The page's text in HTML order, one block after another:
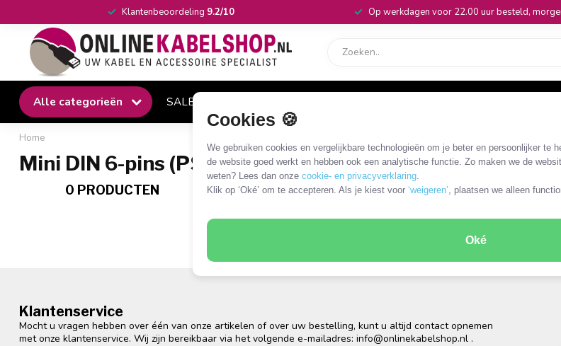
Cookies 🍪
We gebruiken cookies en vergelijkbare technologieën om je beter en persoonlijker te
de website goed werkt en hebben ook een analytische functie. Zo maken we de
weten? Lees dan onze cookie- en privacyverklaring.
Klik op ‘Oké’ om te accepteren. Als je kiest voor ‘weigeren’, plaatsen we alleen
Oké
Klantenbeoordeling 9.2/10 Op werkdagen voor 22.00 uur besteld,
Alle categorieën SALE
Home
Mini DIN 6-pins (PS/2) modules
0 PRODUCTEN
Klantenservice
Mocht u vragen hebben over één van onze artikelen of over uw bestelling, kunt u altijd contact opnemen
met onze klantenservice. Wij zijn bereikbaar via het volgende e-mailadres: info@onlinekabelshop.nl .